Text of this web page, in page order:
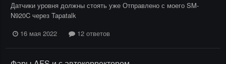
Датчики уровня должны стоять уже Отправлено с моего SM-
N920C через Tapatalk
16 мая 2022
12 ответов